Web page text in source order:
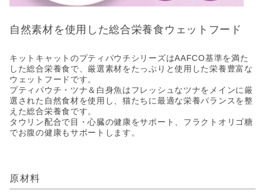
自然素材を使用した総合栄養食ウェットフード
キットキャットのプティパウチシリーズはAAFCO基準を満た
した総合栄養食で、厳選素材をたっぷりと使用した栄養豊富な
ウェットフードです。
プティパウチ・ツナ＆白身魚はフレッシュなツナをメインに厳
選された自然食材を使用し、猫たちに最適な栄養バランスを整
えた総合栄養食です。
タウリン配合で目・心臓の健康をサポート、フラクトオリゴ糖
でお腹の健康もサポートします。
原材料